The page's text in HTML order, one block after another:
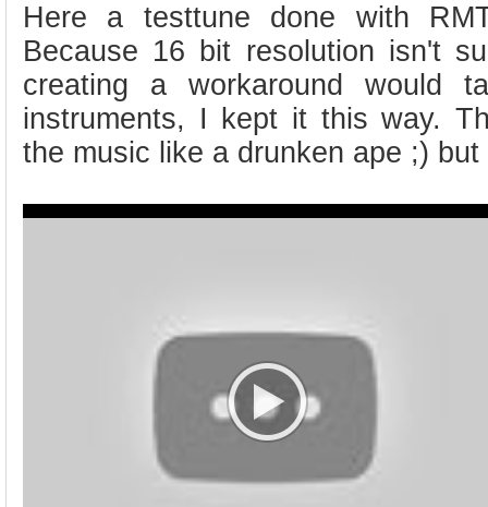
Here a testtune done with
Because 16 bit resolution isn't
creating a workaround would
instruments, I kept it this way.
the music like a drunken ape ;)